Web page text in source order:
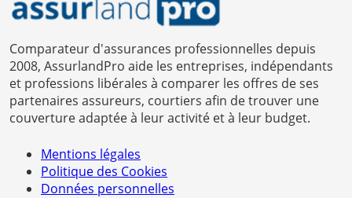
Comparateur d'assurances professionnelles depuis
2008, AssurlandPro aide les entreprises, indépendants
et professions libérales à comparer les offres de ses
partenaires assureurs, courtiers afin de trouver une
couverture adaptée à leur activité et à leur budget.
Mentions légales
Politique des Cookies
Données personnelles